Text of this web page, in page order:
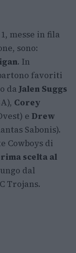
messe in fila
sono:
. In
favoriti
da Jalen Suggs
Corey
e Drew
Sabonis).
Cowboys di
scelta al
dal
Trojans.